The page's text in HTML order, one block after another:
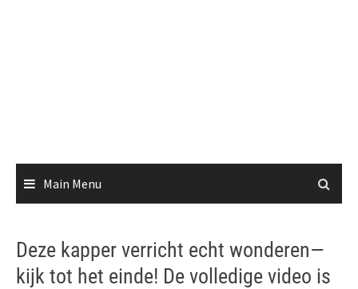
Main Menu
Deze kapper verricht echt wonderen—
kijk tot het einde! De volledige video is